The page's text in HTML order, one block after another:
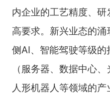
内企业的工艺精度、
高要求。新兴业态的
侧AI、智能驾驶等级
（服务器、数据中心
人形机器人等领域的